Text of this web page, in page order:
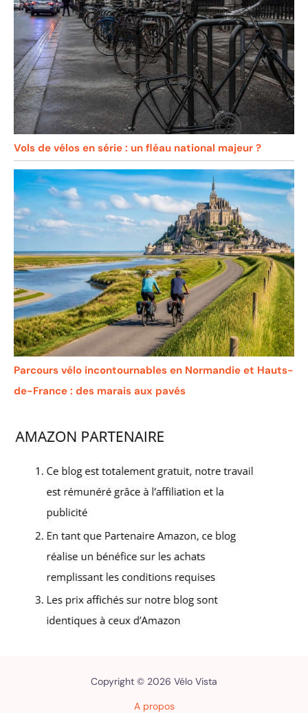
Vols de vélos en série : un fléau national majeur ?
Parcours vélo incontournables en Normandie et Hauts-
de-France : des marais aux pavés
Copyright © 2026 Vélo Vista
A propos